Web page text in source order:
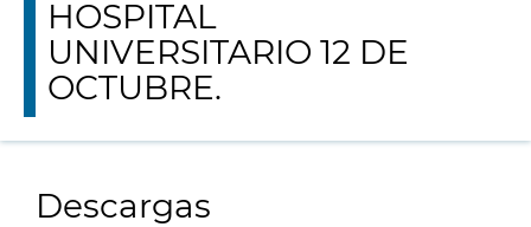
HOSPITAL
UNIVERSITARIO 12 DE
OCTUBRE.
Descargas